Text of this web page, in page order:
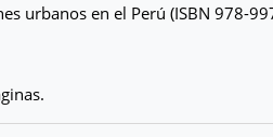
urbanos en el Perú (ISBN 978-